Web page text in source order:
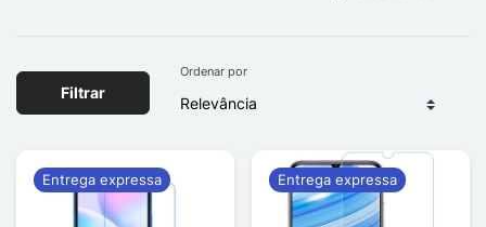
Filtrar
Ordenar por
Entrega expressa Entrega expressa